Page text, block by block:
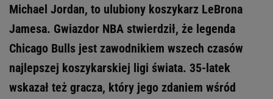
Michael Jordan, to ulubiony koszykarz LeBrona
Jamesa. Gwiazdor NBA stwierdził, że legenda
Chicago Bulls jest zawodnikiem wszech czasów
najlepszej koszykarskiej ligi świata. 35-latek
wskazał też gracza, który jego zdaniem wśród